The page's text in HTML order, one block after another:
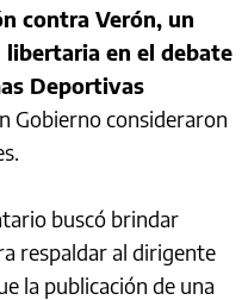
contra Verón, un
en el debate
Deportivas
Gobierno consideraron
buscó brindar
respaldar al dirigente
la publicación de una